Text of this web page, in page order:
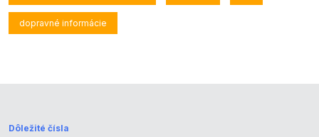
dopravné informácie
Dôležité čísla